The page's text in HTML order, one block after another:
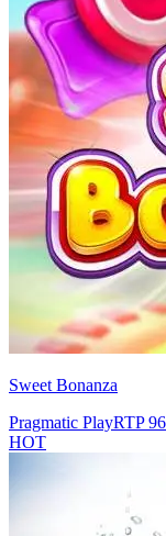
Sweet Bonanza
Pragmatic PlayRTP
HOT